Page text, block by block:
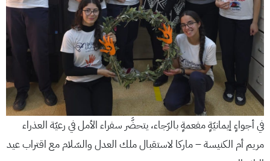
في أجواءٍ إيمانيّةٍ مفعمةٍ بالرّجاء، يتحضَّر سفراء الأمل في رعيّة العذراء
مريم أم الكنيسة – ماركا لاستقبال ملك العدل والسّلام مع اقتراب عيد